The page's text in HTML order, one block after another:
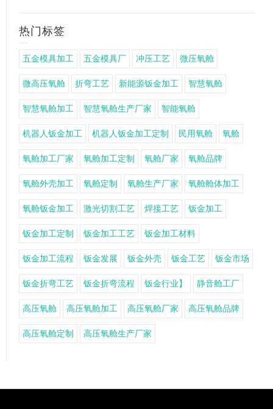
热门标签
五金模具加工 五金模具厂 冲压工艺 微压氧舱
微高压氧舱 折弯工艺 新能源钣金加工 智慧氧舱
智慧氧舱加工 智慧氧舱生产厂家 智能氧舱
机器人钣金加工 机器人钣金加工定制 民用氧舱 氧舱
氧舱加工厂家 氧舱加工定制 氧舱厂家 氧舱品牌
氧舱外壳加工 氧舱定制 氧舱生产厂家 氧舱舱体加工
氧舱钣金加工 激光切割工艺 焊接工艺 钣金加工
钣金加工定制 钣金加工工艺 钣金加工材料
钣金加工流程 钣金发展 钣金外壳 钣金工艺 钣金市场
钣金折弯工艺 钣金折弯流程 钣金行业】 静音舱工厂
高压氧舱 高压氧舱加工 高压氧舱厂家 高压氧舱品牌
高压氧舱定制 高压氧舱生产厂家